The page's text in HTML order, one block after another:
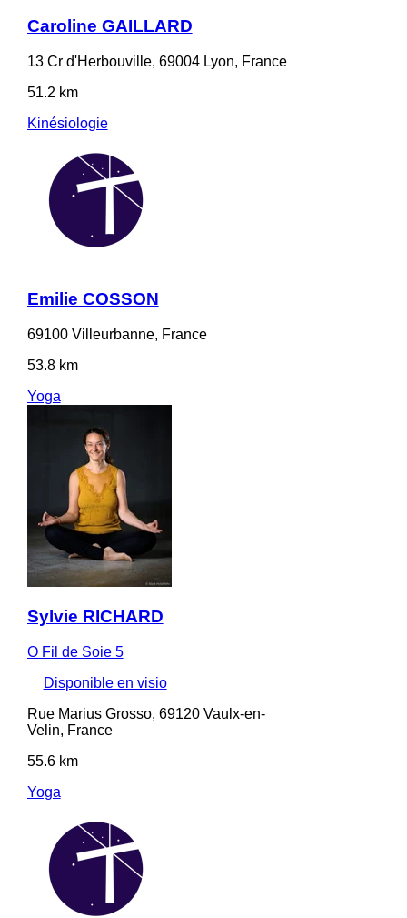
Caroline GAILLARD
13 Cr d'Herbouville, 69004 Lyon, France
51.2 km
Kinésiologie
Emilie COSSON
69100 Villeurbanne, France
53.8 km
Yoga
Sylvie RICHARD
O Fil de Soie 5
Disponible en visio
Rue Marius Grosso, 69120 Vaulx-en-
Velin, France
55.6 km
Yoga